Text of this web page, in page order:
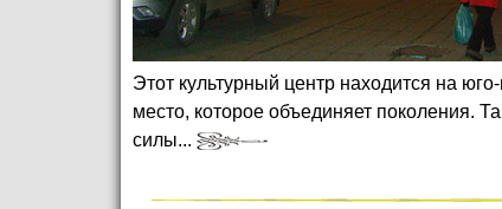
Этот культурный центр находится на
место, которое объединяет поколения.
силы...